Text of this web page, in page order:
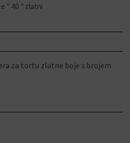
'' 40 '' zlatni
za tortu zlatne boje s brojem